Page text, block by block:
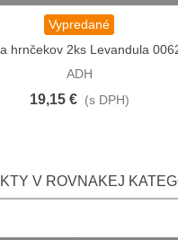
Vypredané
hrnčekov 2ks Levandula
ADH
19,15 € (s DPH)
V ROVNAKEJ